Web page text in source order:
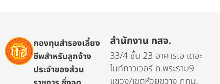
กองทุนสำรองเลี้ยง
ชีพสำหรับลูกจ้าง
ประจำของส่วน
สำนักงาน กสจ.
33/4 ชั้น 23 อาคารเอ เดอะ
ไนท์ทาวเวอร์ ถ.พระราม9
แขวง/เขตห้วยขวาง กทม.